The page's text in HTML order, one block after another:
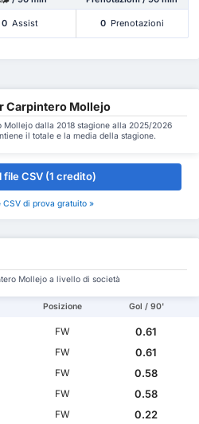
0 Assist 0 Prenotazioni
Carpintero Mollejo
dalla 2018 stagione alla 2025/2026
il totale e la media della stagione.
file CSV (1 credito)
di prova gratuito »
Mollejo a livello di società
Posizione Gol / 90'
FW
0.61
FW
0.61
FW
0.58
FW
0.58
FW
0.22